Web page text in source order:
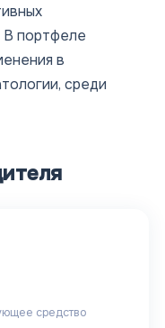
В портфеле
в
среди
средство